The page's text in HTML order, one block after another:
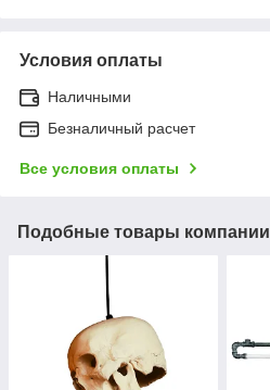
Условия оплаты
Наличными
Безналичный расчет
Все условия оплаты
Подобные товары компании